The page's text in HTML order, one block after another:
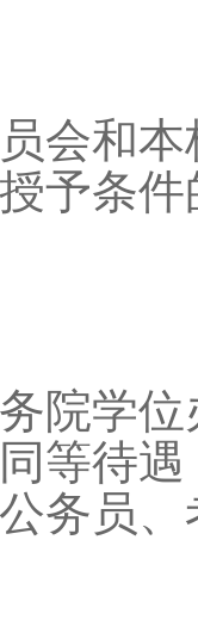
会和
予条
院学
等待
务员